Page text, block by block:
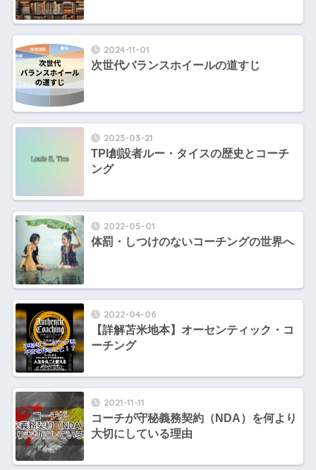
2024-11-01
次世代バランスホイールの道すじ
2023-03-21
TPI創設者ルー・タイスの歴史とコーチ
ング
2022-05-01
体罰・しつけのないコーチングの世界へ
2022-04-06
【詳解苫米地本】オーセンティック・コ
ーチング
2021-11-11
コーチが守秘義務契約（NDA）を何より
大切にしている理由